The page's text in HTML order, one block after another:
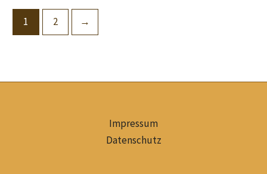
1 2 →
Impressum
Datenschutz